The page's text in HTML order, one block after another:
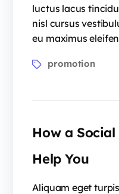
luctus lacus
nisl cursus
eu maximus
promotion
How a
Help You
Aliquam eget